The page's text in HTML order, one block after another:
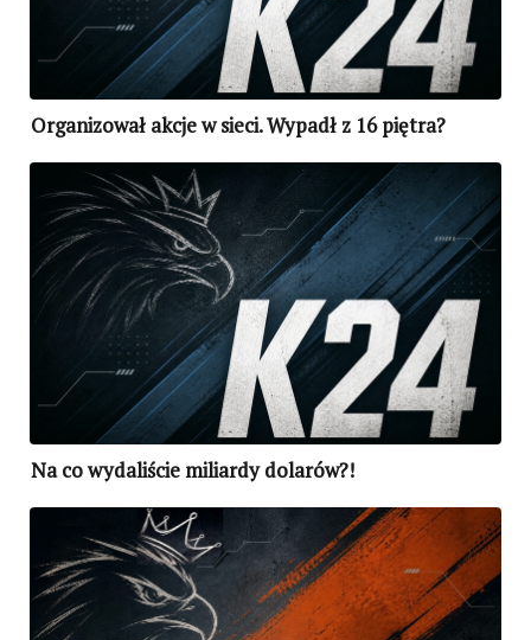
Organizował akcje w sieci. Wypadł z 16 piętra?
Na co wydaliście miliardy dolarów?!